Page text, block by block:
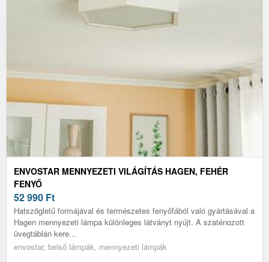
ENVOSTAR MENNYEZETI VILÁGÍTÁS HAGEN, FEHÉR
FENYŐ
52 990 Ft
Hatszögletű formájával és természetes fenyőfából való gyártásával a
Hagen mennyezeti lámpa különleges látványt nyújt. A szaténozott
üvegtáblán kere...
envostar, belső lámpák, mennyezeti lámpák